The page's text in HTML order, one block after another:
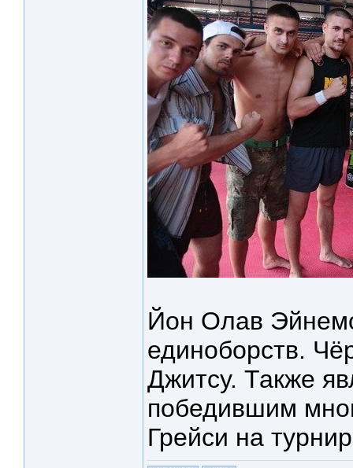
Йон Олав
единоборств.
Джитсу. Также
победившим
Грейси на